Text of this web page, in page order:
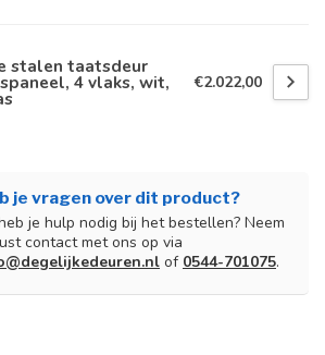
stalen taatsdeur
4 vlaks, wit, €2.022,00
je vragen over dit product?
je hulp nodig bij het bestellen? Neem
contact met ons op via
of 0544-701075.